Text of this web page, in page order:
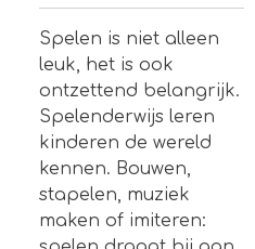
Spelen is niet alleen
leuk, het is ook
ontzettend belangrijk.
Spelenderwijs leren
kinderen de wereld
kennen. Bouwen,
stapelen, muziek
maken of imiteren: